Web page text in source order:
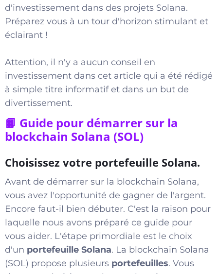
d'investissement dans des projets Solana.
Préparez vous à un tour d'horizon stimulant et
éclairant !
Attention, il n'y a aucun conseil en
investissement dans cet article qui a été rédigé
à simple titre informatif et dans un but de
divertissement.
📙 Guide pour démarrer sur la
blockchain Solana (SOL)
Choisissez votre portefeuille Solana.
Avant de démarrer sur la blockchain Solana,
vous avez l'opportunité de gagner de l'argent.
Encore faut-il bien débuter. C'est la raison pour
laquelle nous avons préparé ce guide pour
vous aider. L'étape primordiale est le choix
d'un portefeuille Solana. La blockchain Solana
(SOL) propose plusieurs portefeuilles. Vous